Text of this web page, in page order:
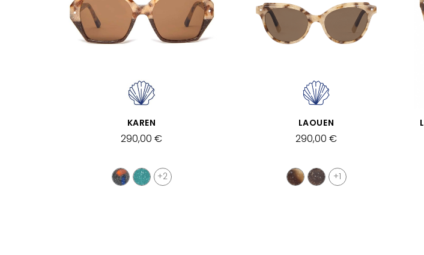
APERÇU RAPIDE
KAREN
290,00 €
+2
APERÇU RAPIDE
LAOUEN
290,00 €
+1